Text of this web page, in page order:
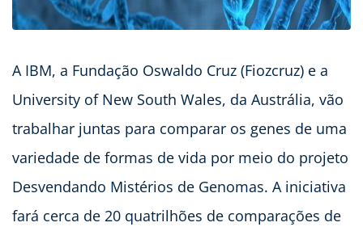
A IBM, a Fundação Oswaldo Cruz (Fiozcruz) e a
University of New South Wales, da Austrália, vão
trabalhar juntas para comparar os genes de uma
variedade de formas de vida por meio do projeto
Desvendando Mistérios de Genomas. A iniciativa
fará cerca de 20 quatrilhões de comparações de